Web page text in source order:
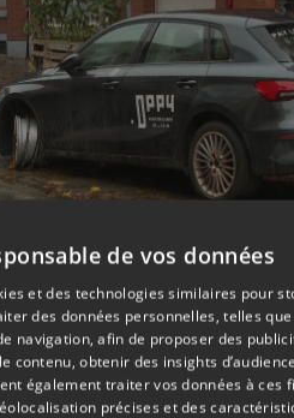
véhicules
?
de vos données
et des technologies similaires pour
des données personnelles, telles que
navigation, afin de proposer des
contenu, obtenir des insights
également traiter vos données à ces
précises et des